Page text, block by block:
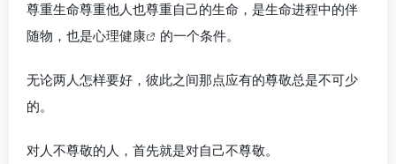
尊重生命尊重他人也尊重自己的生命，是生命进程中的伴
随物，也是心理健康 的一个条件。
无论两人怎样要好，彼此之间那点应有的尊敬总是不可少
的。
对人不尊敬的人，首先就是对自己不尊敬。